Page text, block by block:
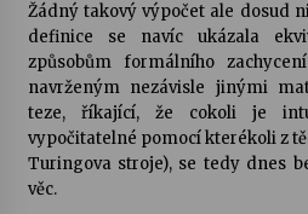
Petr Adamec –
30. 6. 2026
Žádný takový výpočet ale dosud
definice se navíc ukázala
způsobům formálního
navrženým nezávisle jinými
teze, říkající, že cokoli je
vypočitatelné pomocí kterékoli z
Turingova stroje), se tedy dnes
věc.